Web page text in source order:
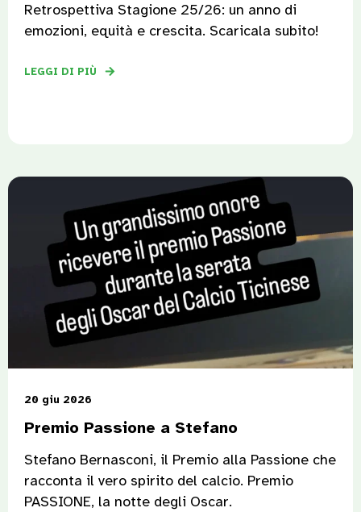
Retrospettiva Stagione 25/26: un anno di
emozioni, equità e crescita. Scaricala subito!
LEGGI DI PIÙ
20 giu 2026
Premio Passione a Stefano
Stefano Bernasconi, il Premio alla Passione che
racconta il vero spirito del calcio. Premio
PASSIONE, la notte degli Oscar.